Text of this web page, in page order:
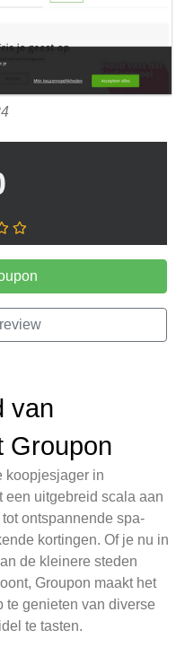
van
Groupon
koopjesjager in
een uitgebreid scala aan
ontspannende spa-
kortingen. Of je nu in
de kleinere steden
Groupon maakt het
te genieten van diverse
te tasten.